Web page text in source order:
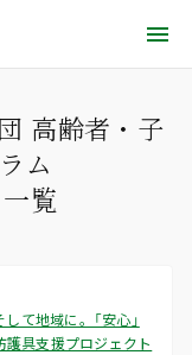
高齢者・子
ム
覧
て地域に。「安心」
護具支援プロジェクト